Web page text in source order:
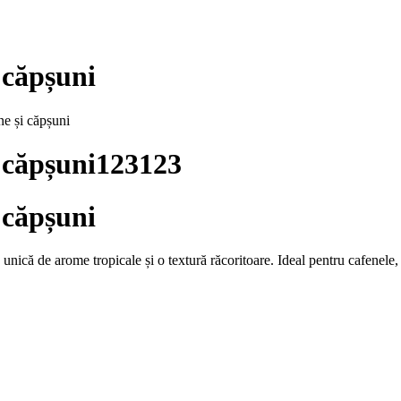
și căpșuni
de arome tropicale și o textură răcoritoare. Ideal pentru